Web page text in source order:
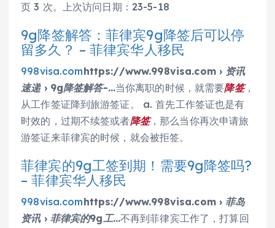
页 3 次。上次访问日期：23-5-18
9g降签解答：菲律宾9g降签后可以停
留多久？ – 菲律宾华人移民
998visa.comhttps://www.998visa.com › 资讯
速递 › 9g降签解答-…当你离职的时候，就需要降签，
从工作签证降到旅游签证。 a. 首先工作签证也是有
时效的，过期不续签或者降签，那么当你再次申请旅
游签证来菲律宾的时候，就会被拒签。
菲律宾的9g工签到期！需要9g降签吗?
– 菲律宾华人移民
998visa.comhttps://www.998visa.com › 菲岛
资讯 › 菲律宾的9g工…不再到菲律宾工作了，打算回